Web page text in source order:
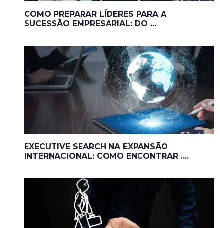
COMO PREPARAR LÍDERES PARA A
SUCESSÃO EMPRESARIAL: DO ...
EXECUTIVE SEARCH NA EXPANSÃO
INTERNACIONAL: COMO ENCONTRAR ....